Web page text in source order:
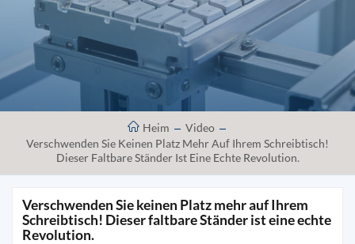
Heim
Video
Verschwenden Sie Keinen Platz Mehr Auf Ihrem Schreibtisch!
Dieser Faltbare Ständer Ist Eine Echte Revolution.
Verschwenden Sie keinen Platz mehr auf Ihrem
Schreibtisch! Dieser faltbare Ständer ist eine echte
Revolution.